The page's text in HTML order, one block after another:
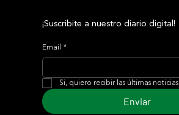
¡Suscribite a nuestro diario digital!
Email *
Si, quiero recibir las últimas noticias
Enviar